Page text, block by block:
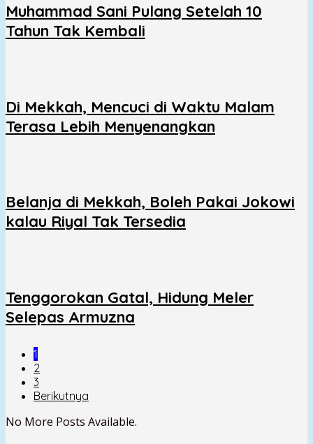
Muhammad Sani Pulang Setelah 10
Tahun Tak Kembali
Di Mekkah, Mencuci di Waktu Malam
Terasa Lebih Menyenangkan
Belanja di Mekkah, Boleh Pakai Jokowi
kalau Riyal Tak Tersedia
Tenggorokan Gatal, Hidung Meler
Selepas Armuzna
1
2
3
Berikutnya
No More Posts Available.